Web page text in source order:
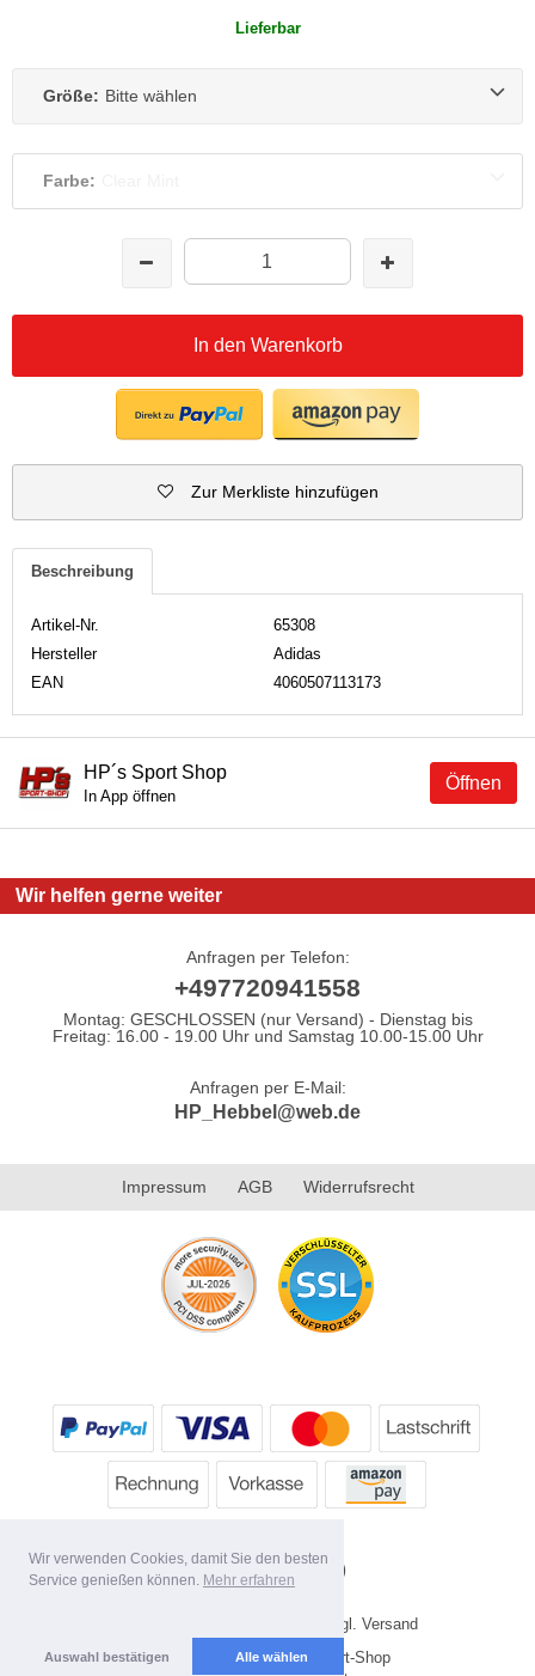
Wir verwenden Cookies, damit Sie den besten
Service genießen können. Mehr erfahren
Auswahl bestätigen Alle wählen
Lieferbar
Größe: Bitte wählen
Farbe:
In den Warenkorb
Zur Merkliste hinzufügen
Beschreibung
Artikel-Nr.
65308
Hersteller
Adidas
EAN
4060507113173
Öffnen
HP´s Sport Shop
In App öffnen
Wir helfen gerne weiter
Anfragen per Telefon:
+497720941558
Montag: GESCHLOSSEN (nur Versand) - Dienstag bis
Freitag: 16.00 - 19.00 Uhr und Samstag 10.00-15.00 Uhr
Anfragen per E-Mail:
HP_Hebbel@web.de
Impressum AGB Widerrufsrecht
* Alle Preise inkl. MwSt. evtl. zzgl. Versand
Copyright 2026 by HP's Sport-Shop